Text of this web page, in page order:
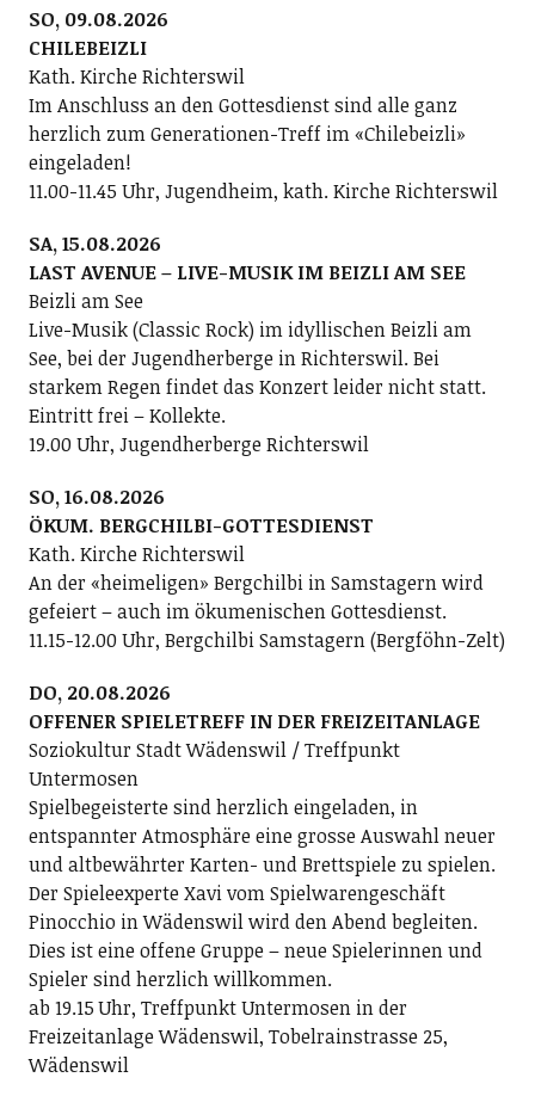
SO, 09.08.2026
CHILEBEIZLI
Kath. Kirche Richterswil
Im Anschluss an den Gottesdienst sind alle ganz
herzlich zum Generationen-Treff im «Chilebeizli»
eingeladen!
11.00-11.45 Uhr, Jugendheim, kath. Kirche Richterswil
SA, 15.08.2026
LAST AVENUE – LIVE-MUSIK IM BEIZLI AM SEE
Beizli am See
Live-Musik (Classic Rock) im idyllischen Beizli am
See, bei der Jugendherberge in Richterswil. Bei
starkem Regen findet das Konzert leider nicht statt.
Eintritt frei – Kollekte.
19.00 Uhr, Jugendherberge Richterswil
SO, 16.08.2026
ÖKUM. BERGCHILBI-GOTTESDIENST
Kath. Kirche Richterswil
An der «heimeligen» Bergchilbi in Samstagern wird
gefeiert – auch im ökumenischen Gottesdienst.
11.15-12.00 Uhr, Bergchilbi Samstagern (Bergföhn-Zelt)
DO, 20.08.2026
OFFENER SPIELETREFF IN DER FREIZEITANLAGE
Soziokultur Stadt Wädenswil / Treffpunkt
Untermosen
Spielbegeisterte sind herzlich eingeladen, in
entspannter Atmosphäre eine grosse Auswahl neuer
und altbewährter Karten- und Brettspiele zu spielen.
Der Spieleexperte Xavi vom Spielwarengeschäft
Pinocchio in Wädenswil wird den Abend begleiten.
Dies ist eine offene Gruppe – neue Spielerinnen und
Spieler sind herzlich willkommen.
ab 19.15 Uhr, Treffpunkt Untermosen in der
Freizeitanlage Wädenswil, Tobelrainstrasse 25,
Wädenswil